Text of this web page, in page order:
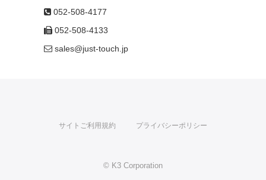
052-508-4177
052-508-4133
sales@just-touch.jp
サイトご利用規約 プライバシーポリシー
© K3 Corporation